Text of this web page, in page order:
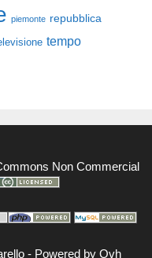
piemonte repubblica
tempo
Non Commercial
- Powered by Ovh